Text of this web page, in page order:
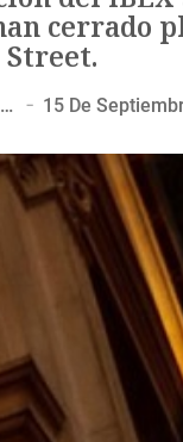
cerrado
Redaccion And Juan Pablo Uphoff Salas Analista Macro Y De Mercados